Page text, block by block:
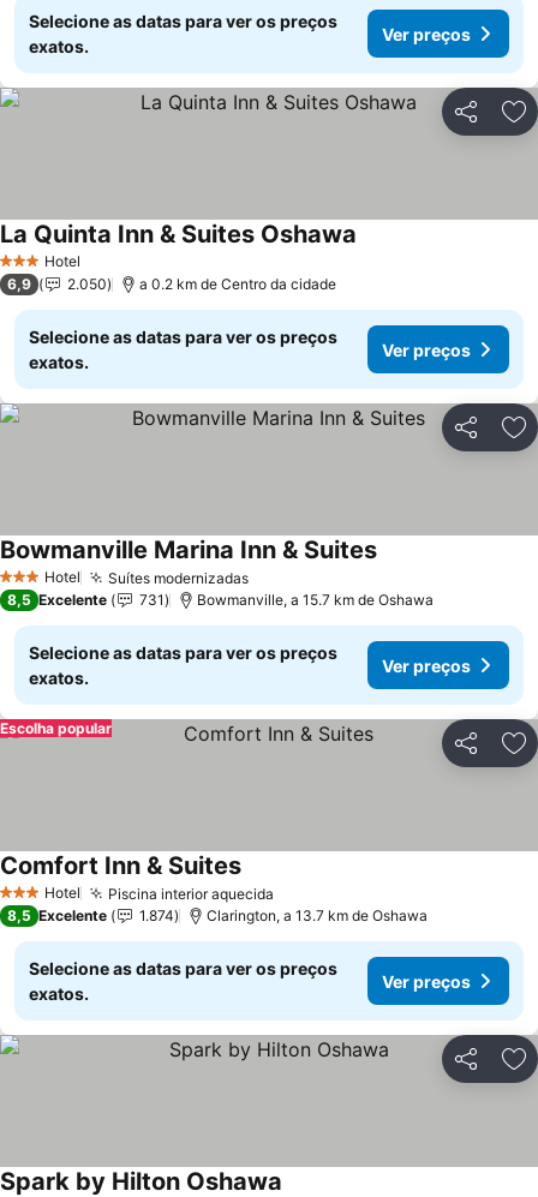
Selecione as datas para ver os preços
exatos.
Ver preços
Partilhar
3 EstrelasHotel
La Quinta Inn & Suites Oshawa
6,9 2.050 a 0.2 km de Centro da cidade
Selecione as datas para ver os preços
exatos.
Ver preços
Partilhar
3 EstrelasHotel Suítes modernizadas
Bowmanville Marina Inn & Suites
8,5 Excelente 731 Bowmanville, a 15.7 km de Oshawa
Selecione as datas para ver os preços
exatos.
Ver preços
Partilhar
Escolha popular
3 EstrelasHotel Piscina interior aquecida
Comfort Inn & Suites
8,5 Excelente 1.874 Clarington, a 13.7 km de Oshawa
Selecione as datas para ver os preços
exatos.
Ver preços
Partilhar
Spark by Hilton Oshawa